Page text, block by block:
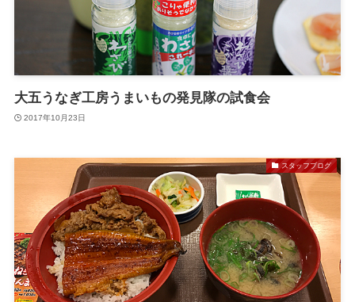
大五うなぎ工房うまいもの発見隊の試食会
2017年10月23日
スタッフブログ